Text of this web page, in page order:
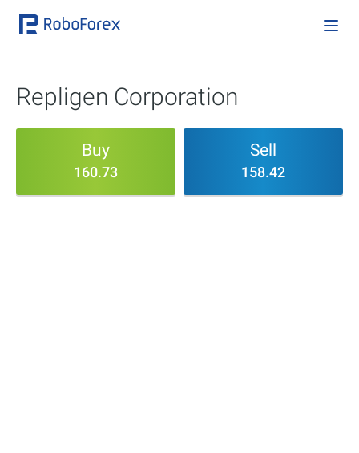
Repligen Corporation
Buy
160.73
Sell
158.42